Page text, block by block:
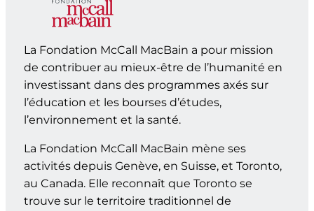
La Fondation McCall MacBain a pour mission
de contribuer au mieux-être de l’humanité en
investissant dans des programmes axés sur
l’éducation et les bourses d’études,
l’environnement et la santé.
La Fondation McCall MacBain mène ses
activités depuis Genève, en Suisse, et Toronto,
au Canada. Elle reconnaît que Toronto se
trouve sur le territoire traditionnel de